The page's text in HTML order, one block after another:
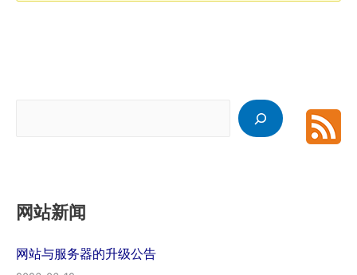
网站新闻
网站与服务器的升级公告